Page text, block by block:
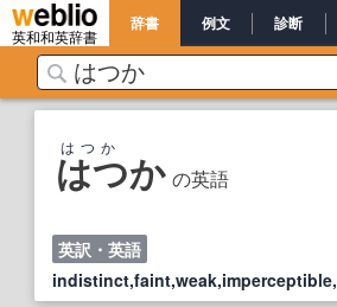
英和和英辞書
辞書 例文 診断
はつか の英語
はつか
英訳・英語